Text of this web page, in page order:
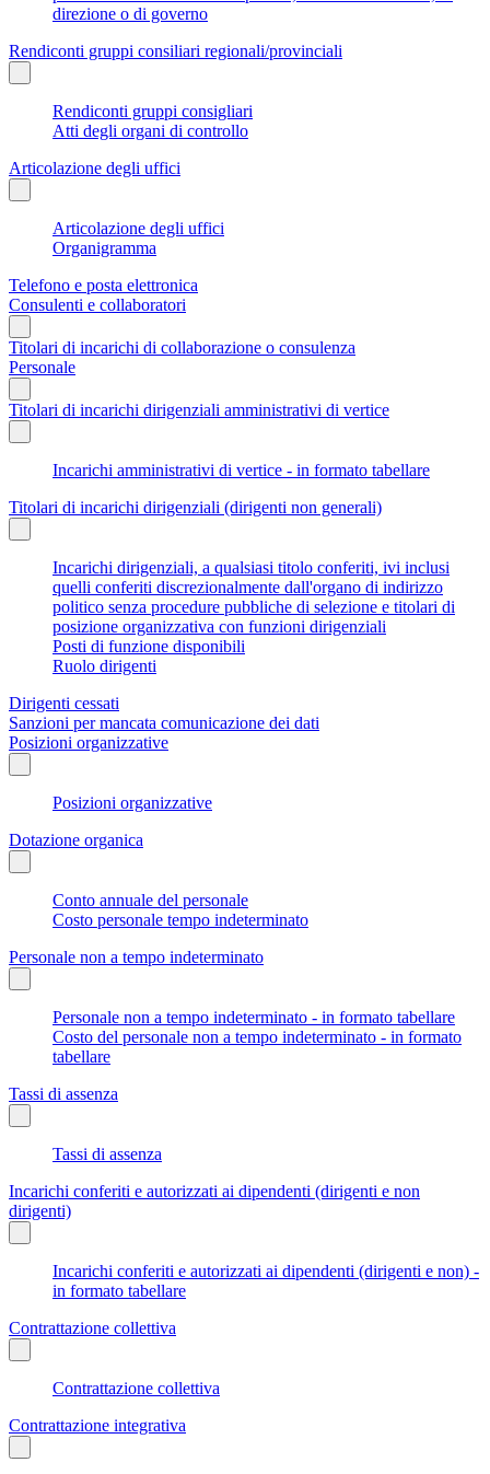
direzione o di governo
Rendiconti gruppi consiliari regionali/provinciali
Rendiconti gruppi consigliari
Atti degli organi di controllo
Articolazione degli uffici
Articolazione degli uffici
Organigramma
Telefono e posta elettronica
Consulenti e collaboratori
Titolari di incarichi di collaborazione o consulenza
Personale
Titolari di incarichi dirigenziali amministrativi di vertice
Incarichi amministrativi di vertice - in formato tabellare
Titolari di incarichi dirigenziali (dirigenti non generali)
Incarichi dirigenziali, a qualsiasi titolo conferiti, ivi inclusi
quelli conferiti discrezionalmente dall'organo di indirizzo
politico senza procedure pubbliche di selezione e titolari di
posizione organizzativa con funzioni dirigenziali
Posti di funzione disponibili
Ruolo dirigenti
Dirigenti cessati
Sanzioni per mancata comunicazione dei dati
Posizioni organizzative
Posizioni organizzative
Dotazione organica
Conto annuale del personale
Costo personale tempo indeterminato
Personale non a tempo indeterminato
Personale non a tempo indeterminato - in formato tabellare
Costo del personale non a tempo indeterminato - in formato
tabellare
Tassi di assenza
Tassi di assenza
Incarichi conferiti e autorizzati ai dipendenti (dirigenti e non
dirigenti)
Incarichi conferiti e autorizzati ai dipendenti (dirigenti e non) -
in formato tabellare
Contrattazione collettiva
Contrattazione collettiva
Contrattazione integrativa